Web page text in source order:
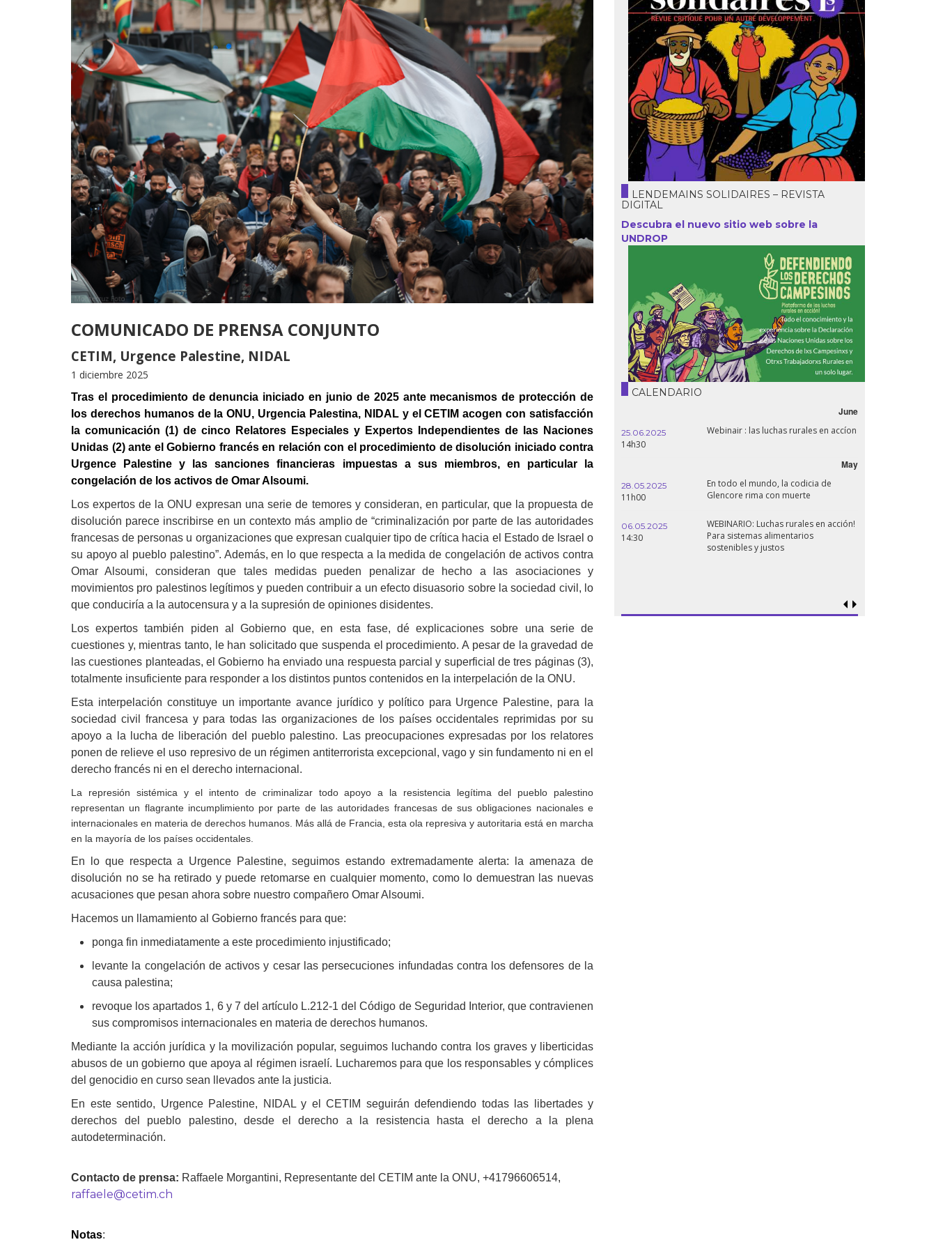
Derecho al
desarrollo
Por país Argentina
Bolivia
Brasil
Chile
Colombia
Cuba
Ecuador
España
Guatemala
Madagascar
Nigeria
Palestina
Peru
Siria
Turquía
Venezuela
Declaraciones en la
ONU
Conferencias
COMUNICADO DE PRENSA CONJUNTO
CETIM, Urgence Palestine, NIDAL
1 diciembre 2025
Tras el procedimiento de denuncia iniciado en junio de 2025 ante mecanismos de protección de
los derechos humanos de la ONU, Urgencia Palestina, NIDAL y el CETIM acogen con satisfacción
la comunicación (1) de cinco Relatores Especiales y Expertos Independientes de las Naciones
Unidas (2) ante el Gobierno francés en relación con el procedimiento de disolución iniciado contra
Urgence Palestine y las sanciones financieras impuestas a sus miembros, en particular la
congelación de los activos de Omar Alsoumi.
Los expertos de la ONU expresan una serie de temores y consideran, en particular, que la propuesta de
disolución parece inscribirse en un contexto más amplio de “criminalización por parte de las autoridades
francesas de personas u organizaciones que expresan cualquier tipo de crítica hacia el Estado de Israel o
su apoyo al pueblo palestino”. Además, en lo que respecta a la medida de congelación de activos contra
Omar Alsoumi, consideran que tales medidas pueden penalizar de hecho a las asociaciones y
movimientos pro palestinos legítimos y pueden contribuir a un efecto disuasorio sobre la sociedad civil, lo
que conduciría a la autocensura y a la supresión de opiniones disidentes.
Los expertos también piden al Gobierno que, en esta fase, dé explicaciones sobre una serie de
cuestiones y, mientras tanto, le han solicitado que suspenda el procedimiento. A pesar de la gravedad de
las cuestiones planteadas, el Gobierno ha enviado una respuesta parcial y superficial de tres páginas (3),
totalmente insuficiente para responder a los distintos puntos contenidos en la interpelación de la ONU.
Esta interpelación constituye un importante avance jurídico y político para Urgence Palestine, para la
sociedad civil francesa y para todas las organizaciones de los países occidentales reprimidas por su
apoyo a la lucha de liberación del pueblo palestino. Las preocupaciones expresadas por los relatores
ponen de relieve el uso represivo de un régimen antiterrorista excepcional, vago y sin fundamento ni en el
derecho francés ni en el derecho internacional.
La represión sistémica y el intento de criminalizar todo apoyo a la resistencia legítima del pueblo palestino
representan un flagrante incumplimiento por parte de las autoridades francesas de sus obligaciones nacionales e
internacionales en materia de derechos humanos. Más allá de Francia, esta ola represiva y autoritaria está en marcha
en la mayoría de los países occidentales.
En lo que respecta a Urgence Palestine, seguimos estando extremadamente alerta: la amenaza de
disolución no se ha retirado y puede retomarse en cualquier momento, como lo demuestran las nuevas
acusaciones que pesan ahora sobre nuestro compañero Omar Alsoumi.
Hacemos un llamamiento al Gobierno francés para que:
ponga fin inmediatamente a este procedimiento injustificado;
levante la congelación de activos y cesar las persecuciones infundadas contra los defensores de la
causa palestina;
revoque los apartados 1, 6 y 7 del artículo L.212-1 del Código de Seguridad Interior, que contravienen
sus compromisos internacionales en materia de derechos humanos.
Mediante la acción jurídica y la movilización popular, seguimos luchando contra los graves y liberticidas
abusos de un gobierno que apoya al régimen israelí. Lucharemos para que los responsables y cómplices
del genocidio en curso sean llevados ante la justicia.
En este sentido, Urgence Palestine, NIDAL y el CETIM seguirán defendiendo todas las libertades y
derechos del pueblo palestino, desde el derecho a la resistencia hasta el derecho a la plena
autodeterminación.
Contacto de prensa: Raffaele Morgantini, Representante del CETIM ante la ONU, +41796606514,
raffaele@cetim.ch
Notas:
LENDEMAINS SOLIDAIRES – REVISTA
DIGITAL
Descubra el nuevo sitio web sobre la
UNDROP
CALENDARIO
June
25.06.2025
14h30
Webinair : las luchas rurales en accíon
May
28.05.2025
11h00
En todo el mundo, la codicia de
Glencore rima con muerte
06.05.2025
14:30
WEBINARIO: Luchas rurales en acción!
Para sistemas alimentarios
sostenibles y justos